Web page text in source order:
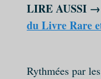
LIRE AUSSI
du Livre Rare
Rythmées par